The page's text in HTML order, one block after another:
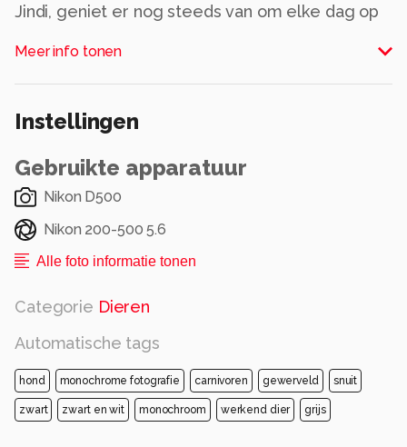
Jindi, geniet er nog steeds van om elke dag op
Meer info tonen
Instellingen
Gebruikte apparatuur
Nikon D500
Nikon 200-500 5.6
Alle foto informatie tonen
Categorie Dieren
Automatische tags
hond monochrome fotografie carnivoren gewerveld snuit
zwart zwart en wit monochroom werkend dier grijs